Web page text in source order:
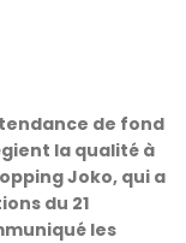
de fond
la qualité à
Joko, qui a
du 21
les